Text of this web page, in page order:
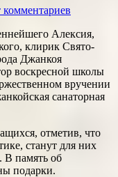
комментариев
Алексия,
клирик Свято-
Джанкоя
воскресной школы
вручении
санаторная
отметив, что
станут для них
В память об
подарки.